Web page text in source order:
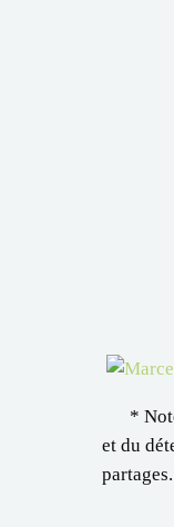
*
et du
partages.